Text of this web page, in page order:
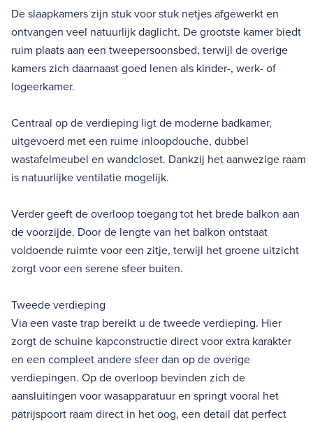
De slaapkamers zijn stuk voor stuk netjes afgewerkt en
ontvangen veel natuurlijk daglicht. De grootste kamer biedt
ruim plaats aan een tweepersoonsbed, terwijl de overige
kamers zich daarnaast goed lenen als kinder-, werk- of
logeerkamer.
Centraal op de verdieping ligt de moderne badkamer,
uitgevoerd met een ruime inloopdouche, dubbel
wastafelmeubel en wandcloset. Dankzij het aanwezige raam
is natuurlijke ventilatie mogelijk.
Verder geeft de overloop toegang tot het brede balkon aan
de voorzijde. Door de lengte van het balkon ontstaat
voldoende ruimte voor een zitje, terwijl het groene uitzicht
zorgt voor een serene sfeer buiten.
Tweede verdieping
Via een vaste trap bereikt u de tweede verdieping. Hier
zorgt de schuine kapconstructie direct voor extra karakter
en een compleet andere sfeer dan op de overige
verdiepingen. Op de overloop bevinden zich de
aansluitingen voor wasapparatuur en springt vooral het
patrijspoort raam direct in het oog, een detail dat perfect